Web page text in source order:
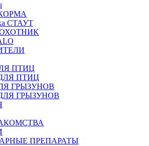
СТАУТ
ПТИЦ
ПТИЦ
ГРЫЗУНОВ
ГРЫЗУНОВ
ПРЕПАРАТЫ